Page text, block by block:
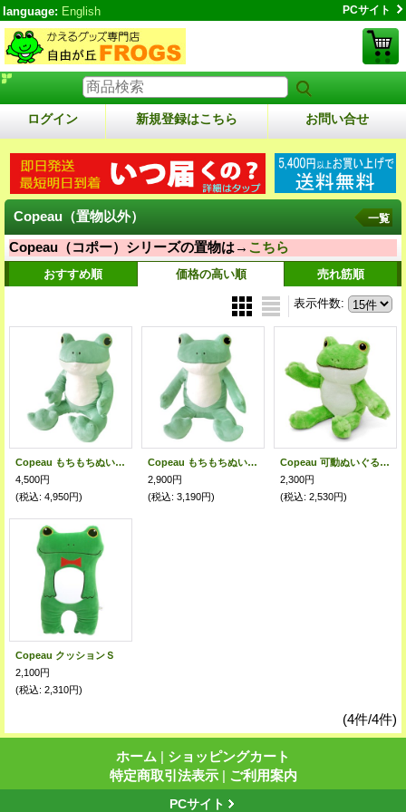
language: English PCサイト
ログイン 新規登録はこちら お問い合せ
Copeau（置物以外）
Copeau（コポー）シリーズの置物は→ こちら
一覧
おすすめ順 価格の高い順 売れ筋順
表示件数:
Copeau もちもちぬいぐるみＬ
4,500円
(税込: 4,950円)
Copeau もちもちぬいぐるみＳ
2,900円
(税込: 3,190円)
Copeau 可動ぬいぐるみコポタロウ
2,300円
(税込: 2,530円)
Copeau クッションＳ
2,100円
(税込: 2,310円)
(4件/4件)
ホーム | ショッピングカート
特定商取引法表示 | ご利用案内
PCサイト